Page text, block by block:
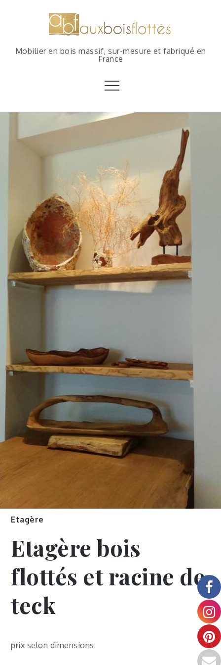
Mobilier en bois massif, sur-mesure et fabriqué en
France
Etagère
Etagère bois
flottés et racine de
teck
prix selon dimensions